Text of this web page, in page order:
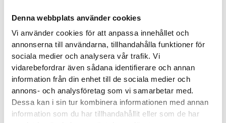
Denna webbplats använder cookies
Vi använder cookies för att anpassa innehållet och
annonserna till användarna, tillhandahålla funktioner för
sociala medier och analysera vår trafik. Vi
vidarebefordrar även sådana identifierare och annan
information från din enhet till de sociala medier och
annons- och analysföretag som vi samarbetar med.
Dessa kan i sin tur kombinera informationen med annan
information som du har tillhandahållit eller som de har
Produktegenskaper
Mizuno Wave Stealth Neo är designad och framtagen i
samarbete med danske Mikkel Hansen, en av världens bästa
handbollsspelare. Stealth Neo är en riktigt stabil indoorsko
som gör sig lika bra vid handboll som andra bollsporter.